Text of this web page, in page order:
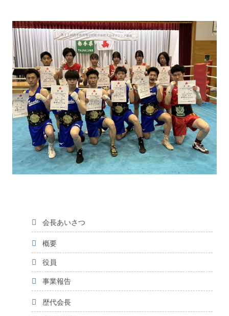
会長あいさつ
概要
役員
事業報告
歴代会長